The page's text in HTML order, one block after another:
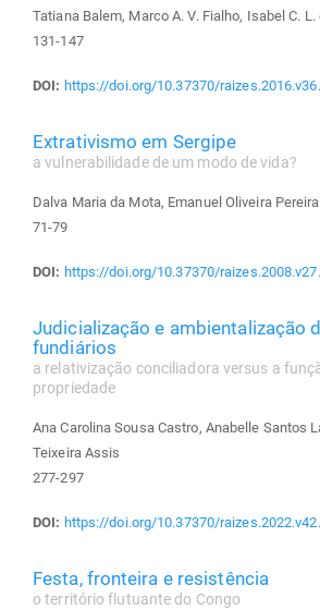
Tatiana Balem, Marco A. V. Fialho, Isabel C. L.
131-147
DOI: https://doi.org/10.37370/
Extrativismo em Sergipe
a vulnerabilidade de um modo de vida?
Dalva Maria da Mota, Emanuel Oliveira Pereira
71-79
DOI: https://doi.org/10.37370/
Judicialização e ambientalização
fundiários
a relativização conciliadora versus a
propriedade
Ana Carolina Sousa Castro, Anabelle Santos
Teixeira Assis
277-297
DOI: https://doi.org/10.37370/
Festa, fronteira e resistência
o território flutuante do Congo